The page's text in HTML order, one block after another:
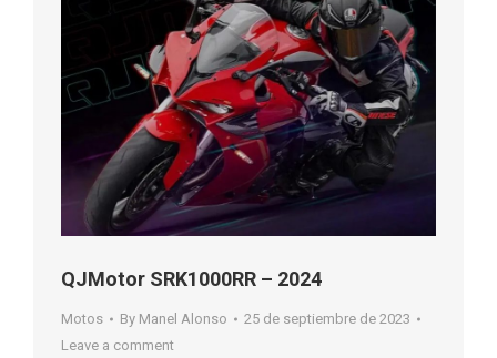
QJMotor SRK1000RR – 2024
Motos By Manel Alonso
25 de septiembre de 2023
Leave a comment